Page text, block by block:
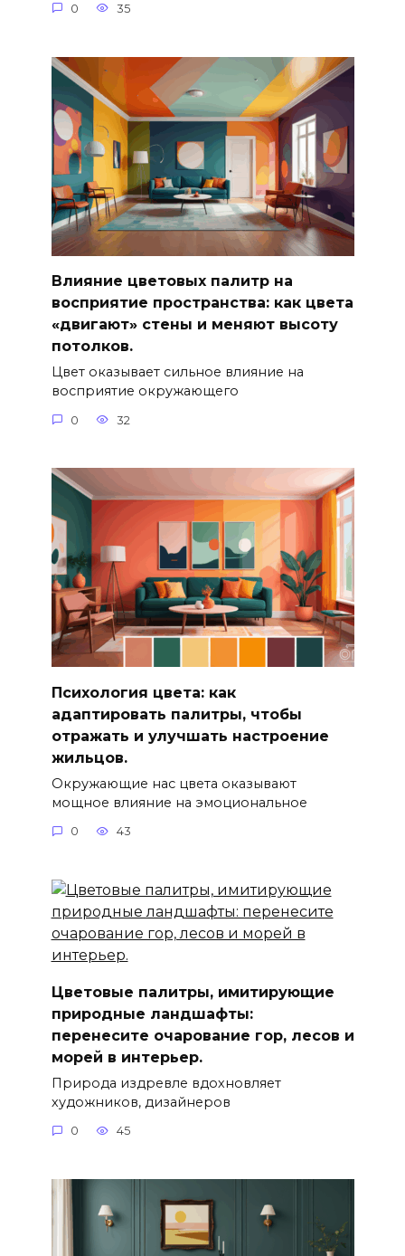
0 35
Влияние цветовых палитр на
восприятие пространства: как цвета
«двигают» стены и меняют высоту
потолков.
Цвет оказывает сильное влияние на
восприятие окружающего
0 32
Психология цвета: как
адаптировать палитры, чтобы
отражать и улучшать настроение
жильцов.
Окружающие нас цвета оказывают
мощное влияние на эмоциональное
0 43
Цветовые палитры, имитирующие
природные ландшафты:
перенесите очарование гор, лесов и
морей в интерьер.
Природа издревле вдохновляет
художников, дизайнеров
0 45